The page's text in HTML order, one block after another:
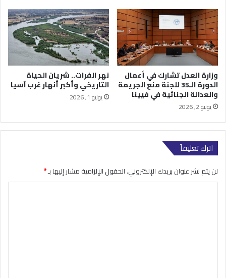
وزارة العدل تشارك في أعمال
الدورة الـ35 للجنة منع الجريمة
والعدالة الجنائية في فيينا
يونيو 2, 2026
نهر الفرات.. شريان الحياة
التاريخي وأكبر أنهار غرب آسيا
يونيو 1, 2026
اترك تعليقاً
لن يتم نشر عنوان بريدك الإلكتروني.الحقول الإلزامية مشار إليها بـ*